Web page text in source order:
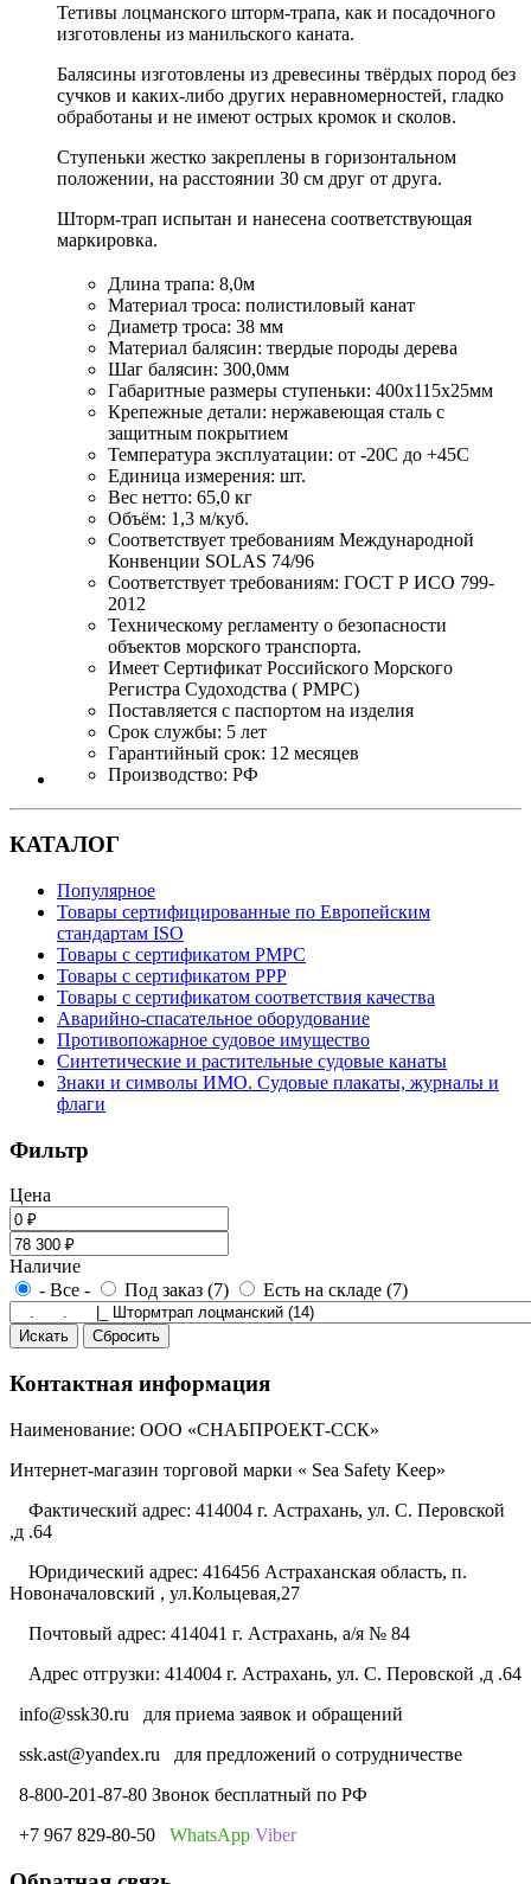
Тетивы лоцманского шторм-трапа, как и посадочного
изготовлены из манильского каната.
Балясины изготовлены из древесины твёрдых пород без
сучков и каких-либо других неравномерностей, гладко
обработаны и не имеют острых кромок и сколов.
Ступеньки жестко закреплены в горизонтальном
положении, на расстоянии 30 см друг от друга.
Шторм-трап испытан и нанесена соответствующая
маркировка.
Длина трапа: 8,0м
Материал троса: полистиловый канат
Диаметр троса: 38 мм
Материал балясин: твердые породы дерева
Шаг балясин: 300,0мм
Габаритные размеры ступеньки: 400x115x25мм
Крепежные детали: нержавеющая сталь с
защитным покрытием
Температура эксплуатации: от -20С до +45С
Единица измерения: шт.
Вес нетто: 65,0 кг
Объём: 1,3 м/куб.
Соответствует требованиям Международной
Конвенции SOLAS 74/96
Соответствует требованиям: ГОСТ Р ИСО 799-
2012
Техническому регламенту о безопасности
объектов морского транспорта.
Имеет Сертификат Российского Морского
Регистра Судоходства ( РМРС)
Поставляется с паспортом на изделия
Срок службы: 5 лет
Гарантийный срок: 12 месяцев
Производство: РФ
КАТАЛОГ
Популярное
Товары сертифицированные по Европейским
стандартам ISO
Товары с сертификатом РМРС
Товары с сертификатом РРР
Товары с сертификатом соответствия качества
Аварийно-спасательное оборудование
Противопожарное судовое имущество
Синтетические и растительные судовые канаты
Знаки и символы ИМО. Судовые плакаты, журналы и
флаги
Фильтр
Цена
Наличие
- Все -
Под заказ (7) Есть на складе (7)
Контактная информация
Наименование: ООО «СНАБПРОЕКТ-ССК»
Интернет-магазин торговой марки « Sea Safety Keep»
Фактический адрес: 414004 г. Астрахань, ул. С. Перовской
,д .64
Юридический адрес: 416456 Астраханская область, п.
Новоначаловский , ул.Кольцевая,27
Почтовый адрес: 414041 г. Астрахань, а/я № 84
Адрес отгрузки: 414004 г. Астрахань, ул. С. Перовской ,д .64
info@ssk30.ru для приема заявок и обращений
ssk.ast@yandex.ru для предложений о сотрудничестве
8-800-201-87-80 Звонок бесплатный по РФ
+7 967 829-80-50
WhatsApp Viber